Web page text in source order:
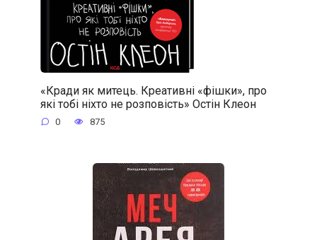
«Кради як митець. Креативні «фішки», про
які тобі ніхто не розповість» Остін Клеон
0 875